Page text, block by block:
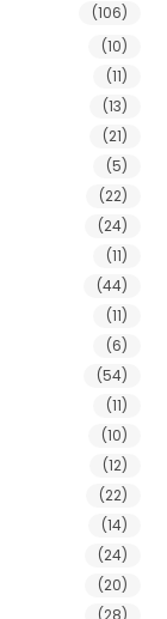
(106)
(10)
(11)
(13)
(21)
(5)
(22)
(24)
(11)
(44)
(11)
(6)
(54)
(11)
(10)
(12)
(22)
(14)
(24)
(20)
(28)